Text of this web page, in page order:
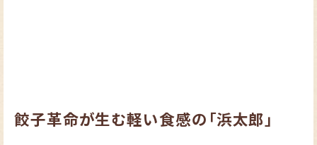
餃子革命が生む軽い食感の「浜太郎」